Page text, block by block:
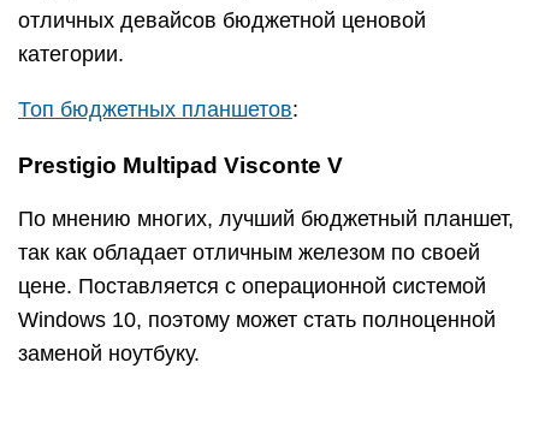
отличных девайсов бюджетной ценовой
категории.
Топ бюджетных планшетов:
Prestigio Multipad Visconte V
По мнению многих, лучший бюджетный планшет,
так как обладает отличным железом по своей
цене. Поставляется с операционной системой
Windows 10, поэтому может стать полноценной
заменой ноутбуку.